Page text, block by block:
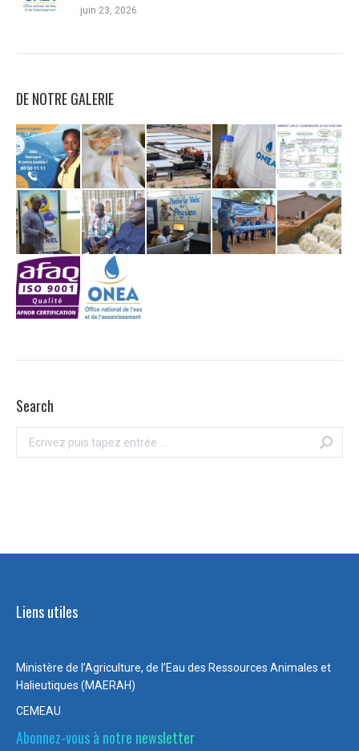
juin 23, 2026
DE NOTRE GALERIE
Search
Recherche
Liens utiles
Ministère de l’Agriculture, de l’Eau des Ressources Animales et
Halieutiques (MAERAH)
CEMEAU
Abonnez-vous à notre newsletter